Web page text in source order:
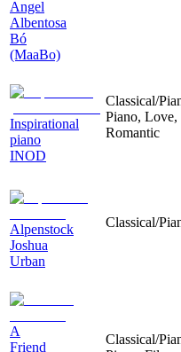
Angel
Albentosa
Bó
(MaaBo)
Inspirational
piano
INOD
Classical/
Piano, Love,
Romantic
Alpenstock
Joshua
Urban
Classical/
A
Friend
Classical/